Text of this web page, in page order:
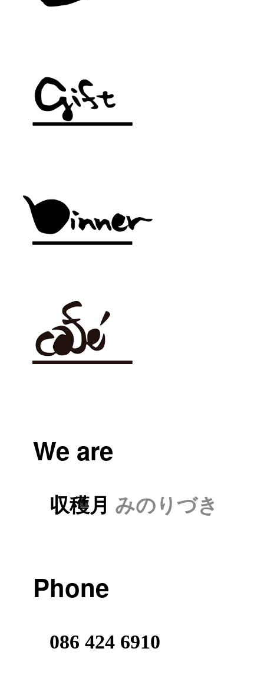
We are
収穫月 みのりづき
Phone
086 424 6910